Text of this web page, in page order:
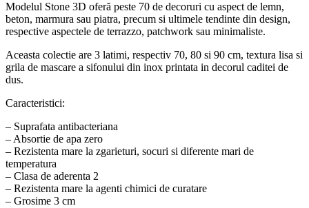
Modelul Stone 3D oferă peste 70 de decoruri cu aspect de lemn,
beton, marmura sau piatra, precum si ultimele tendinte din design,
respective aspectele de terrazzo, patchwork sau minimaliste.
Aceasta colectie are 3 latimi, respectiv 70, 80 si 90 cm, textura lisa si
grila de mascare a sifonului din inox printata in decorul caditei de
dus.
Caracteristici:
– Suprafata antibacteriana
– Absortie de apa zero
– Rezistenta mare la zgarieturi, socuri si diferente mari de
temperatura
– Clasa de aderenta 2
– Rezistenta mare la agenti chimici de curatare
– Grosime 3 cm